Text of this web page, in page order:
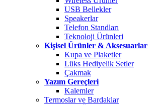
USB Bellekler
Speakerlar
Telefon Standları
Teknoloji Ürünleri
Kişisel Ürünler & Aksesuarlar
Kupa ve Plaketler
Lüks Hediyelik Setler
Çakmak
Yazım Gereçleri
Kalemler
Termoslar ve Bardaklar